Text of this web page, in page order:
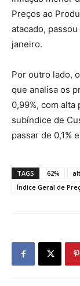
Preços ao
atacado,
janeiro.
Por outro lado,
que analisa os
0,99%, com alta
subíndice de
passar de 0,1%
TAGS 62%
Índice Geral de